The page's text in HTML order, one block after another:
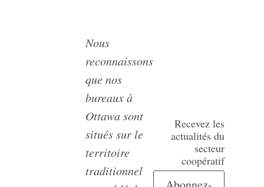
Nous
reconnaissons
que nos
bureaux à
Ottawa sont
situés sur le
territoire
traditionnel
Recevez les
actualités du
secteur
coopératif